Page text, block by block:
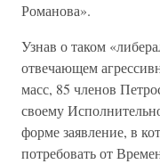
Романова».
Узнав о таком
отвечающем
масс, 85 членов
своему
форме заявление, в
потребовать от